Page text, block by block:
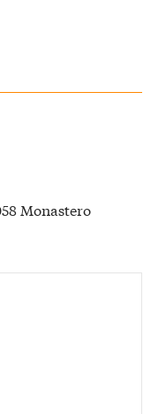
Monastero